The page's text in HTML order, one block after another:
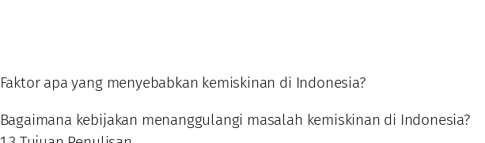
Faktor apa yang menyebabkan kemiskinan di Indonesia?
Bagaimana kebijakan menanggulangi masalah kemiskinan di Indonesia?